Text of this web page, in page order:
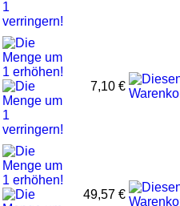
7,10 €
49,57 €